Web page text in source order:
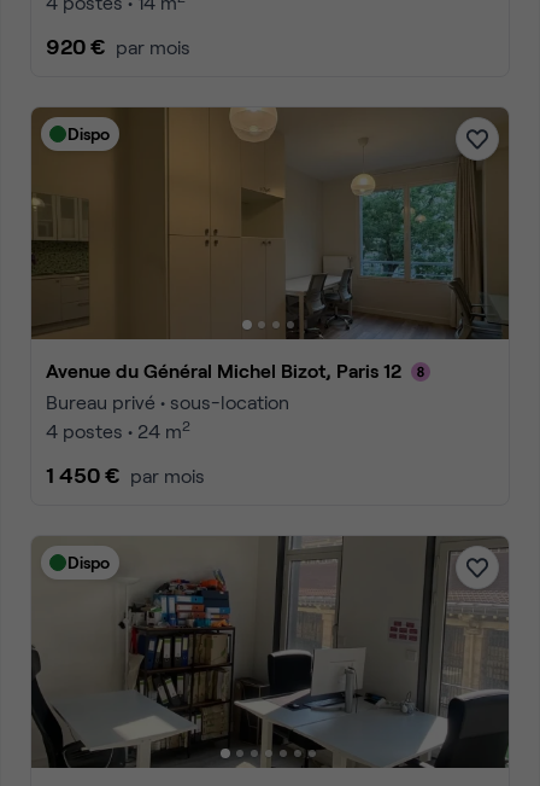
920 € par mois
Dispo
Avenue du Général Michel Bizot, Paris 12
Bureau privé • sous-location
4 postes • 24 m2
1 450 € par mois
Dispo